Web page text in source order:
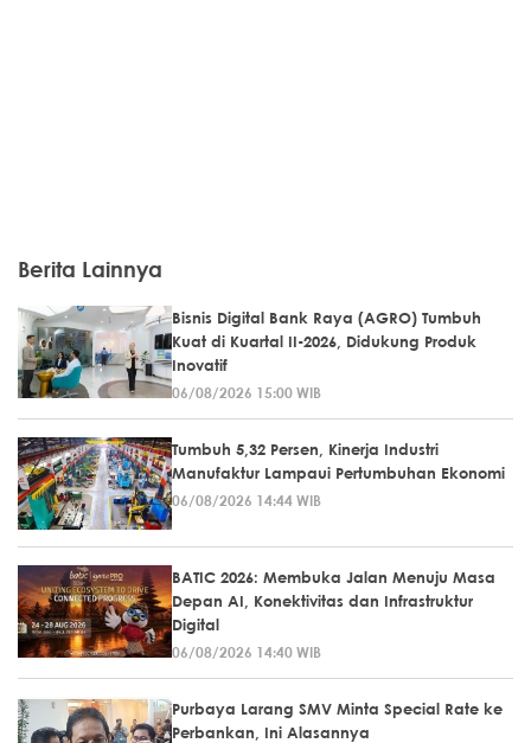
Berita Lainnya
Bisnis Digital Bank Raya (AGRO) Tumbuh
Kuat di Kuartal II-2026, Didukung Produk
Inovatif
06/08/2026 15:00 WIB
Tumbuh 5,32 Persen, Kinerja Industri
Manufaktur Lampaui Pertumbuhan Ekonomi
06/08/2026 14:44 WIB
BATIC 2026: Membuka Jalan Menuju Masa
Depan AI, Konektivitas dan Infrastruktur
Digital
06/08/2026 14:40 WIB
Purbaya Larang SMV Minta Special Rate ke
Perbankan, Ini Alasannya